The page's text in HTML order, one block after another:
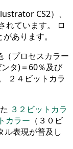
CS2）、
れています。 ロ
あります。
（プロセスカラー
タ)＝60％及び
２４ビットカラ
３２ビットカラ
カラー （３０ビ
ル表現が普及し